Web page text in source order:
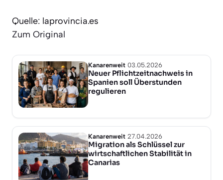
Quelle: laprovincia.es
Zum Original
Kanarenweit 03.05.2026
Neuer Pflichtzeitnachweis in
Spanien soll Überstunden
regulieren
Kanarenweit 27.04.2026
Migration als Schlüssel zur
wirtschaftlichen Stabilität in
Canarias